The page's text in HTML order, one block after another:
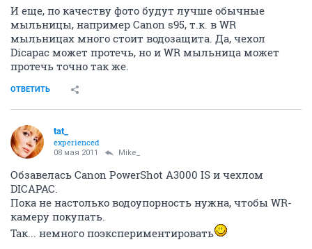
И еще, по качеству фото будут лучше обычные
мыльницы, например Canon s95, т.к. в WR
мыльницах много стоит водозащита. Да, чехол
Dicapac может протечь, но и WR мыльница может
протечь точно так же.
ОТВЕТИТЬ
tat_
experienced
08 мая 2011 Mike_
Обзавелась Canon PowerShot A3000 IS и чехлом
DICAPAC.
Пока не настолько водоупорность нужна, чтобы WR-
камеру покупать.
Так... немного поэкспериментировать